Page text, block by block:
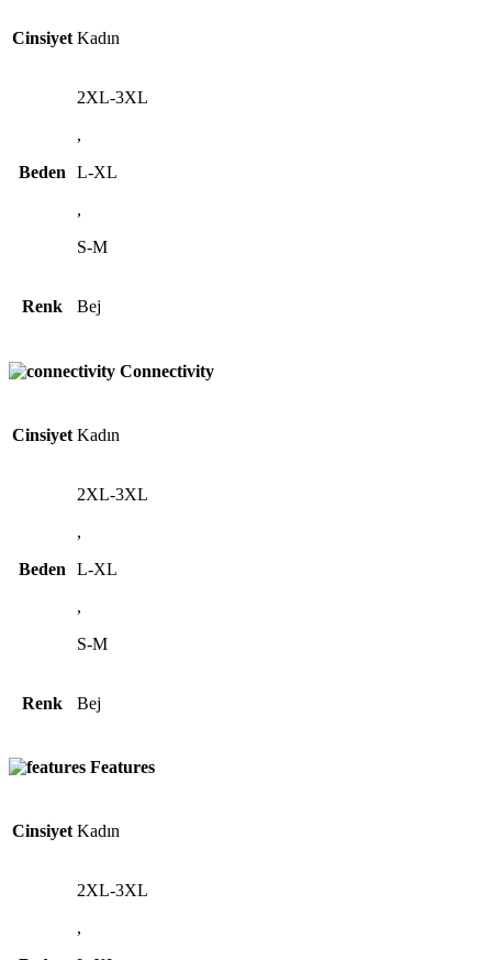
Cinsiyet Kadın
Beden
2XL-3XL
,
L-XL
,
S-M
Renk Bej
Connectivity
Cinsiyet Kadın
Beden
2XL-3XL
,
L-XL
,
S-M
Renk Bej
Features
Cinsiyet Kadın
2XL-3XL
,